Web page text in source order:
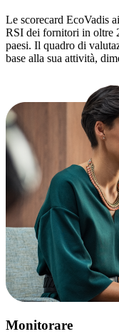
Le scorecard EcoVadis
RSI dei fornitori in oltre
paesi. Il quadro di
base alla sua attività,
Monitorare